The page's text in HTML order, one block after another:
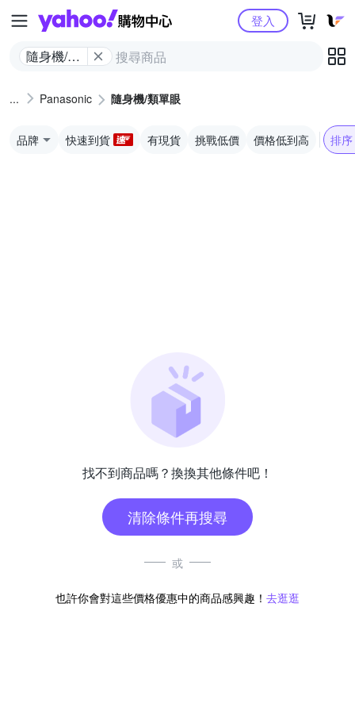
Yahoo購物中心
隨身機/類
登入
Panasonic 隨身機/類單眼
品牌 快速到貨 有現貨 挑戰低價 價格低到高 排序
找不到商品嗎？換換其他條件吧！
清除條件再搜尋
或
也許你會對這些價格優惠中的商品感興趣！ 去逛逛